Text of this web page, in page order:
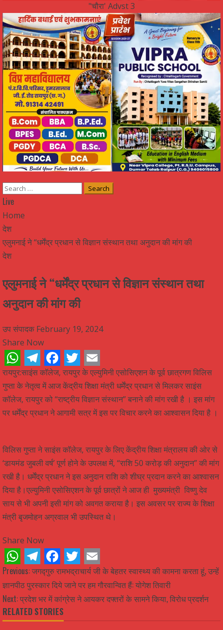
"चौरा' Advst 3
Search
for:
Live
Home
देश
एलुमनाई ने “धर्मेंद्र प्रधान से विज्ञान संस्थान तथा अनुदान की मांग की
देश
एलुमनाई ने “धर्मेंद्र प्रधान से विज्ञान संस्थान तथा
अनुदान की मांग की
उप संपादक February 19, 2024
Share Now
WhatsApp
Telegram
Facebook
Twitter
Email
रायपुर:साइंस कॉलेज, रायपुर के एल्युमिनी एसोसिएशन के पूर्व छात्रगण विलिस
गुप्ता के नेतृत्व में आज केंद्रीय शिक्षा मंत्री धर्मेंद्र प्रधान से मिलकर साइंस
कॉलेज, रायपुर को “राष्ट्रीय विज्ञान संस्थान” बनाने की मांग रखी है । इस मांग
पर धर्मेंद्र प्रधान ने आगामी सत्र में इस पर विचार करने का आश्वासन दिया है ।
विलिस गुप्ता ने साइंस कॉलेज, रायपुर के लिए केंद्रीय शिक्षा मंत्रालय की ओर से
‘डायमंड जुबली वर्ष’ पूर्ण होने के उपलक्ष में, “राशि 50 करोड़ की अनुदान” की मांग
रखी है। धर्मेंद्र प्रधान ने इस अनुदान राशि को शीघ्र प्रदान करने का आश्वासन
दिया है।एल्युमिनी एसोसिएशन के पूर्व छात्रों ने आज ही मुख्यमंत्री विष्णु देव
साय से भी अपनी इसी मांग को अवगत कराया है। इस अवसर पर राज्य के शिक्षा
मंत्री बृजमोहन अग्रवाल भी उपस्थित थे।
Share Now
WhatsApp
Telegram
Facebook
Twitter
Email
Continue
Reading
Previous:जगद्गुरु रामभद्राचार्य जी के बेहतर स्वास्थ्य की कामना करता हूं, उन्हें
ज्ञानपीठ पुरस्कार दिये जाने पर हम गौरवान्वित हैं: योगेश तिवारी
Next:प्रदेश भर में कांग्रेस ने आयकर दफ्तरों के सामने किया, विरोध प्रदर्शन
RELATED STORIES